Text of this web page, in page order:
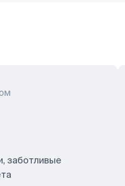
заботливые